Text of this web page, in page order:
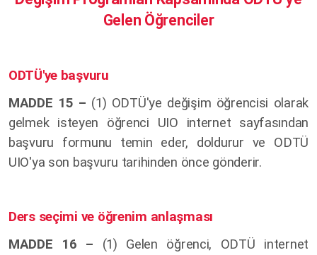
Gelen Öğrenciler
ODTÜ'ye başvuru
MADDE 15 – (1) ODTÜ'ye değişim öğrencisi olarak
gelmek isteyen öğrenci UIO internet sayfasından
başvuru formunu temin eder, doldurur ve ODTÜ
UIO'ya son başvuru tarihinden önce gönderir.
Ders seçimi ve öğrenim anlaşması
MADDE 16 – (1)
Gelen öğrenci, ODTÜ internet